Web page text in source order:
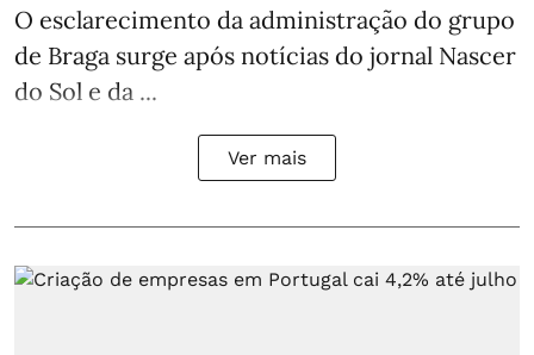
O esclarecimento da administração do grupo
de Braga surge após notícias do jornal Nascer
do Sol e da ...
Ver mais